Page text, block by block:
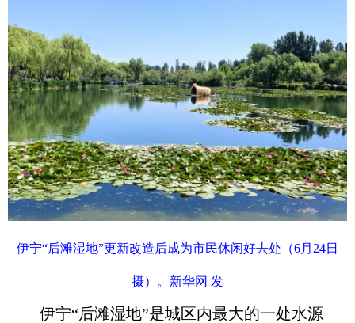
伊宁“后滩湿地”更新改造后成为市民休闲好去处（6月24日
摄）。新华网 发
伊宁“后滩湿地”是城区内最大的一处水源